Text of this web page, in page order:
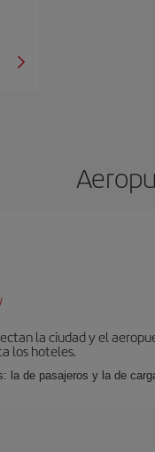
la ciudad y el
los hoteles.
la de pasajeros y la de